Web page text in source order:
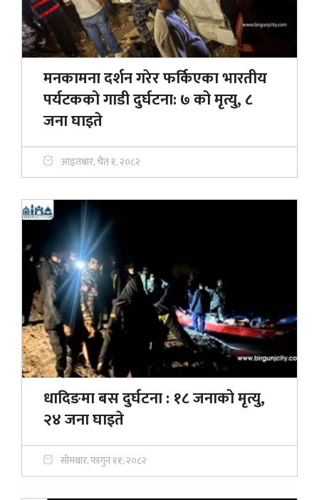
मनकामना दर्शन गरेर फर्किएका भारतीय
पर्यटकको गाडी दुर्घटना: ७ को मृत्यु, ८
जना घाइते
आइतबार, चैत १, २०८२
धादिङमा बस दुर्घटना : १८ जनाको मृत्यु,
२४ जना घाइते
सोमबार, फागुन ११, २०८२